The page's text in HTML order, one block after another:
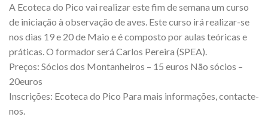
A Ecoteca do Pico vai realizar este fim de semana um curso
de iniciação à observação de aves. Este curso irá realizar-se
nos dias 19 e 20 de Maio e é composto por aulas teóricas e
práticas. O formador será Carlos Pereira (SPEA).
Preços: Sócios dos Montanheiros – 15 euros Não sócios –
20euros
Inscrições: Ecoteca do Pico Para mais informações, contacte-
nos.